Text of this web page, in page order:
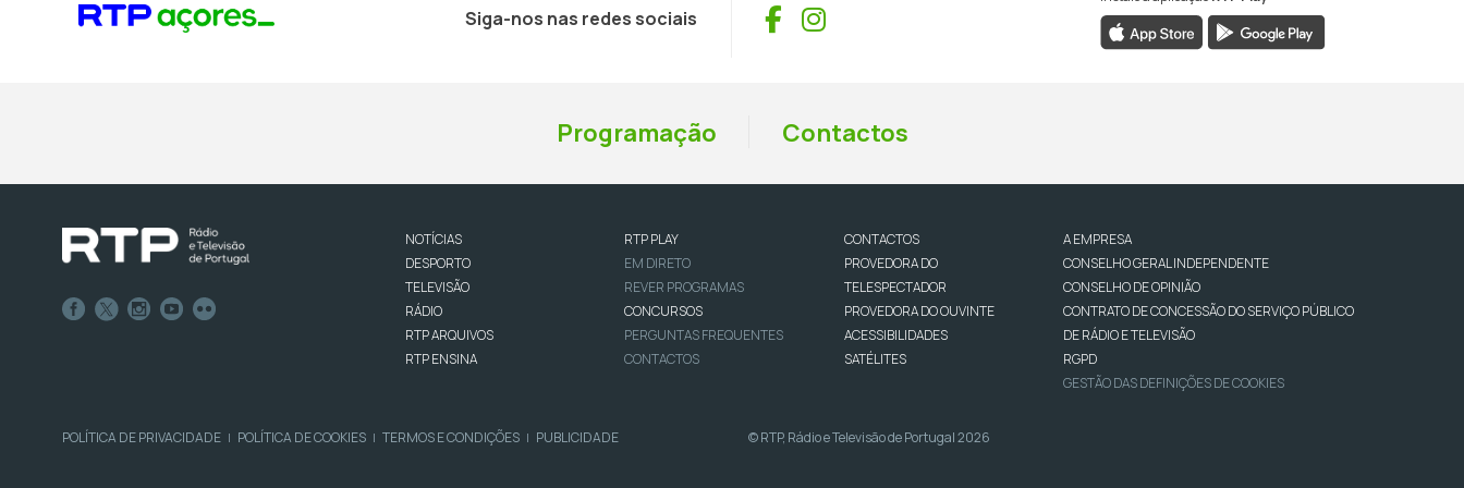
Siga-nos nas redes sociais Facebook
Instagram
Programação Contactos
NOTÍCIAS
DESPORTO
TELEVISÃO
RÁDIO
RTP ARQUIVOS
RTP ENSINA
RTP PLAY
EM DIRETO
REVER PROGRAMAS
CONCURSOS
PERGUNTAS FREQUENTES
CONTACTOS
CONTACTOS
PROVEDORA DO
TELESPECTADOR
PROVEDORA DO OUVINTE
ACESSIBILIDADES
SATÉLITES
A EMPRESA
CONSELHO GERAL INDEPENDENTE
CONSELHO DE OPINIÃO
CONTRATO DE CONCESSÃO DO SERVIÇO PÚBLICO
DE RÁDIO E TELEVISÃO
RGPD
GESTÃO DAS DEFINIÇÕES DE COOKIES
POLÍTICA DE PRIVACIDADE | POLÍTICA DE COOKIES | TERMOS E CONDIÇÕES | PUBLICIDADE © RTP, Rádio e Televisão de Portugal 2026